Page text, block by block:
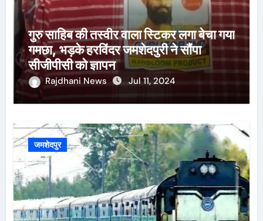
गुरु साहिब की तस्वीर वाला स्टिकर लगा बेचा गया
गमछा, भड़के हरविंदर जमशेदपुरी ने सौंपा
सीजीपीसी को ज्ञापन
Rajdhani News Jul 11, 2024
जमशेदपुर